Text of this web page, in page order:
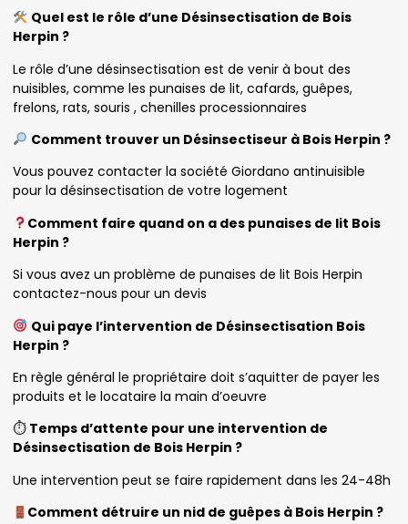
Quel est le rôle d’une Désinsectisation de Bois
Herpin ?
Le rôle d’une désinsectisation est de venir à bout des
nuisibles, comme les punaises de lit, cafards, guêpes,
frelons, rats, souris , chenilles processionnaires
Comment trouver un Désinsectiseur à Bois Herpin ?
Vous pouvez contacter la société Giordano antinuisible
pour la désinsectisation de votre logement
Comment faire quand on a des punaises de lit Bois
Herpin ?
Si vous avez un problème de punaises de lit Bois Herpin
contactez-nous pour un devis
Qui paye l’intervention de Désinsectisation Bois
Herpin ?
En règle général le propriétaire doit s’aquitter de payer les
produits et le locataire la main d’oeuvre
⏱ Temps d’attente pour une intervention de
Désinsectisation de Bois Herpin ?
Une intervention peut se faire rapidement dans les 24-48h
Comment détruire un nid de guêpes à Bois Herpin ?